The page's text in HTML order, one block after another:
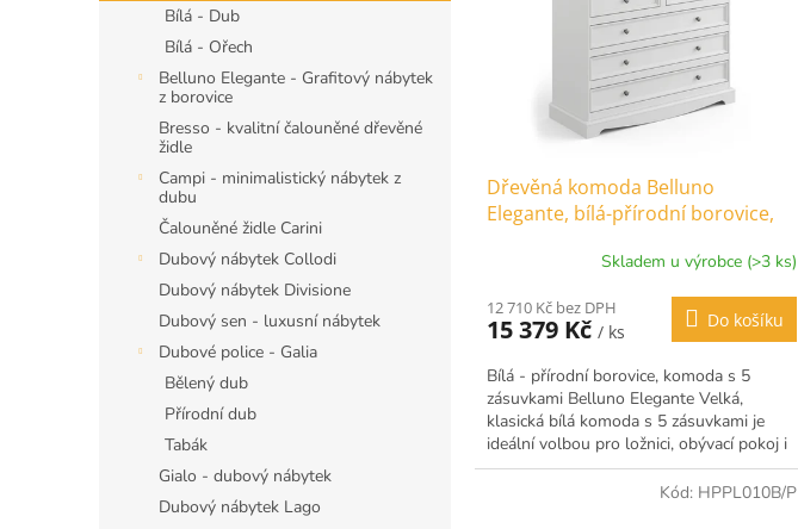
Bílá - Dub
Bílá - Ořech
Belluno Elegante - Grafitový nábytek
z borovice
Bresso - kvalitní čalouněné dřevěné
židle
Campi - minimalistický nábytek z
dubu
Čalouněné židle Carini
Dubový nábytek Collodi
Dubový nábytek Divisione
Dubový sen - luxusní nábytek
Dubové police - Galia
Bělený dub
Přírodní dub
Tabák
Gialo - dubový nábytek
Dubový nábytek Lago
Dřevěná komoda Belluno
Elegante, bílá-přírodní borovice,
Skladem u výrobce (>3 ks)
12 710 Kč bez DPH
15 379 Kč / ks
Do košíku
Bílá - přírodní borovice, komoda s 5
zásuvkami Belluno Elegante Velká,
klasická bílá komoda s 5 zásuvkami je
ideální volbou pro ložnici, obývací pokoj i
halu. Nábytek je...
Kód: HPPL010B/P